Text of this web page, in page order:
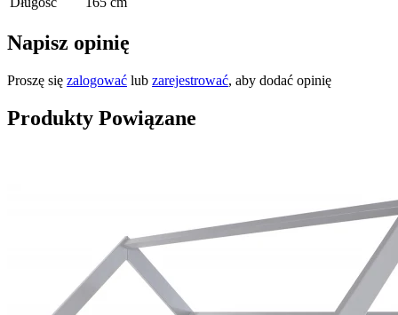
Napisz opinię
Proszę się zalogować lub zarejestrować, aby dodać opinię
Produkty Powiązane